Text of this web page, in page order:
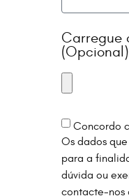
Carregue
(Opcional)
Concordo
Os dados
para a
dúvida ou
contacte-nos